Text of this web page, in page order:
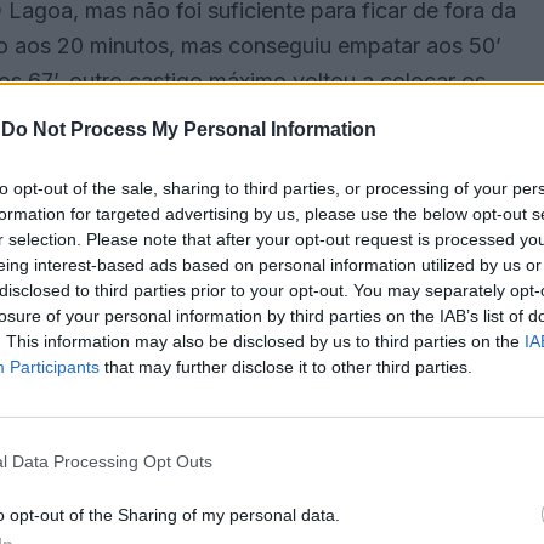
Do Not Process My Personal Information
opt-out of the sale, sharing to third parties, or processing of your
for targeted advertising by us, please use the below opt-out
selection. Please note that after your opt-out request is processed
interest-based ads based on personal information utilized by us
to third parties prior to your opt-out. You may separately
of your personal information by third parties on the IAB’s list of
This information may also be disclosed by us to third parties on the
Participants that may further disclose it to other third parties.
Data Processing Opt Outs
opt-out of the Sharing of my personal data.
mas não foi suficiente para ficar de fora da
20 minutos, mas conseguiu empatar aos 50’
67’, outro castigo máximo voltou a colocar os
75’.
perder por 2×1, tendo o golo solitário dos baixo
Baixinho.
Equipas
Pontos
Atl. Malveira
14
Serpa
14
Juventude de Évora
14
Louletano